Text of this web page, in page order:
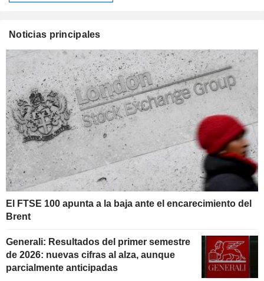
Noticias principales
El FTSE 100 apunta a la baja ante el encarecimiento del
Brent
Generali: Resultados del primer semestre
de 2026: nuevas cifras al alza, aunque
parcialmente anticipadas